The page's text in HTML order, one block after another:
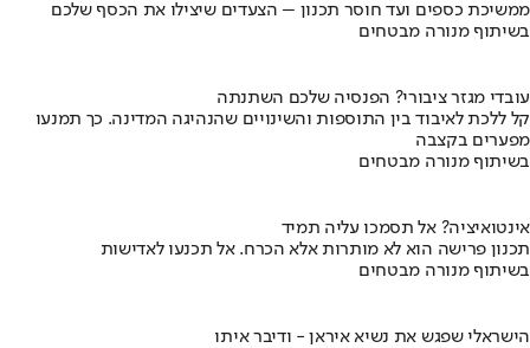
ממשיכת כספים ועד חוסר תכנון – הצעדים שיצילו את הכסף שלכם
בשיתוף מנורה מבטחים
עובדי מגזר ציבורי? הפנסיה שלכם השתנתה
קל ללכת לאיבוד בין התוספות והשינויים שהנהיגה המדינה. כך תמנעו
מפערים בקצבה
בשיתוף מנורה מבטחים
אינטואיציה? אל תסמכו עליה תמיד
תכנון פרישה הוא לא מותרות אלא הכרח. אל תכנעו לאדישות
בשיתוף מנורה מבטחים
הישראלי שפגש את נשיא איראן - ודיבר איתו